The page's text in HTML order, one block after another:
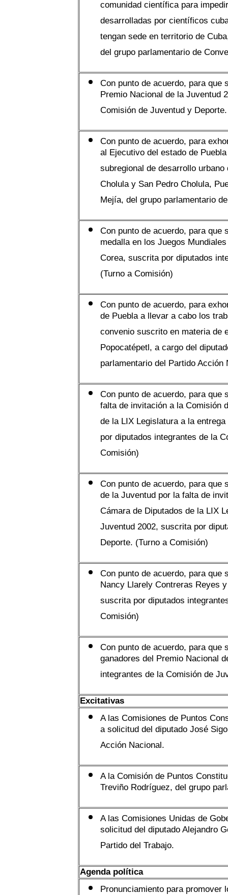
comunidad científica para
desarrolladas por científicos
tengan sede en territorio de
del grupo parlamentario de
Con punto de acuerdo, para que
Premio Nacional de la Juventud
Comisión de Juventud y
Con punto de acuerdo, para
al Ejecutivo del estado de
subregional de desarrollo
Cholula y San Pedro Cholula,
Mejía, del grupo parlamentario
Con punto de acuerdo, para que
medalla en los Juegos
Corea, suscrita por diputados
(Turno a Comisión)
Con punto de acuerdo, para
de Puebla a llevar a cabo los
convenio suscrito en materia de
Popocatépetl, a cargo del
parlamentario del Partido
Con punto de acuerdo, para que
falta de invitación a la Comisión
de la LIX Legislatura a la
por diputados integrantes de la
Comisión)
Con punto de acuerdo, para que
de la Juventud por la falta de
Cámara de Diputados de la LIX
Juventud 2002, suscrita por
Deporte. (Turno a Comisión)
Con punto de acuerdo, para que
Nancy Llarely Contreras Reyes
suscrita por diputados
Comisión)
Con punto de acuerdo, para que
ganadores del Premio Nacional
integrantes de la Comisión de
Excitativas
A las Comisiones de Puntos
a solicitud del diputado José
Acción Nacional.
A la Comisión de Puntos
Treviño Rodríguez, del grupo
A las Comisiones Unidas de
solicitud del diputado Alejandro
Partido del Trabajo.
Agenda política
Pronunciamiento para promover